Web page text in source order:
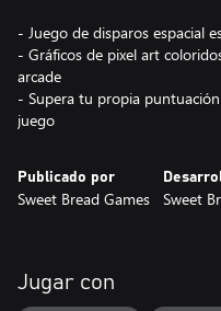
- Juego de disparos espacial
- Gráficos de pixel art
arcade
- Supera tu propia
juego
Publicado por
Sweet Bread Games Sweet
Jugar con